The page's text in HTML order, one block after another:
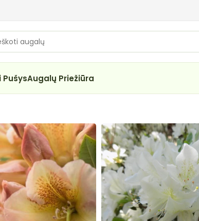
PušysAugalų Priežiūra